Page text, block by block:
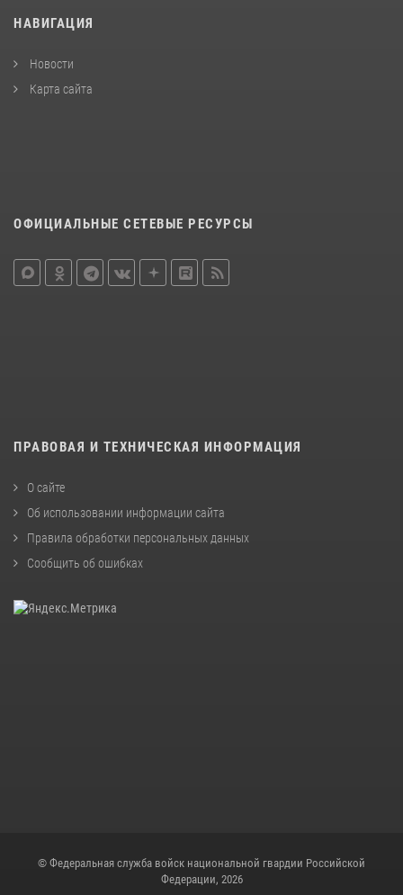
НАВИГАЦИЯ
Новости
Карта сайта
ОФИЦИАЛЬНЫЕ СЕТЕВЫЕ РЕСУРСЫ
ПРАВОВАЯ И ТЕХНИЧЕСКАЯ ИНФОРМАЦИЯ
О сайте
Об использовании информации сайта
Правила обработки персональных данных
Сообщить об ошибках
© Федеральная служба войск национальной гвардии Российской
Федерации, 2026